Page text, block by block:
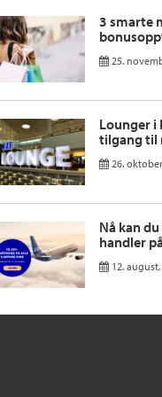
3 smarte
25.
Lounger i
tilgang til
26.
Nå kan
handler
12.